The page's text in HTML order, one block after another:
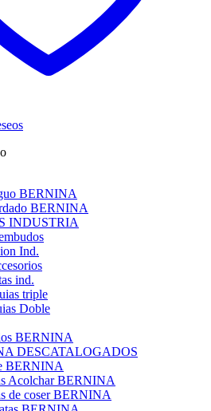
BERNINA
BERNINA
INDUSTRIA
Ind.
ind.
triple
Doble
BERNINA
DESCATALOGADOS
BERNINA
Acolchar BERNINA
de coser BERNINA